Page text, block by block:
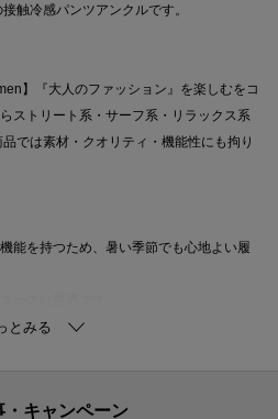
触冷感パンツアンクルです。
】『大人のファッション』を楽しむをコ
ストリート系・サーフ系・リラックス系
では素材・クオリティ・機能性にも拘り
能を持つため、暑い季節でも心地よい履